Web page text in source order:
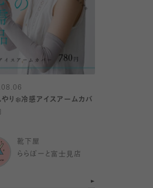
やり❄️冷感アイスアームカバ
靴下屋
ららぽーと富士見店